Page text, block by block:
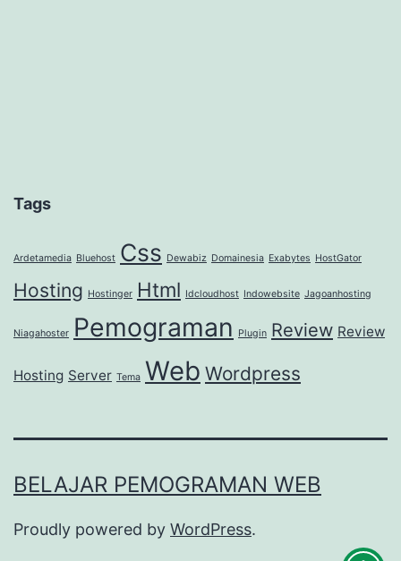
Tags
Ardetamedia Bluehost Css Dewabiz Domainesia Exabytes HostGator
Hosting Hostinger Html Idcloudhost Indowebsite Jagoanhosting
Niagahoster Pemograman Plugin Review Review
Hosting Server Tema Web Wordpress
BELAJAR PEMOGRAMAN WEB
Proudly powered by WordPress.